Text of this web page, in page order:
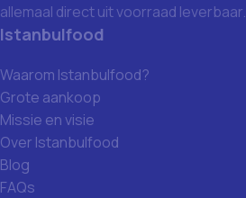
allemaal direct uit voorraad leverbaar.
Istanbulfood
Waarom Istanbulfood?
Grote aankoop
Missie en visie
Over Istanbulfood
Blog
FAQs